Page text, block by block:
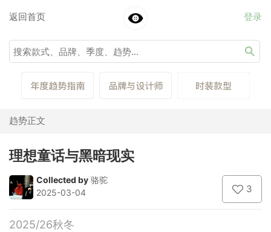
返回首页 登录
趋势正文
理想童话与黑暗现实
Collected by 骆驼
2025-03-04
3
2025/26秋冬